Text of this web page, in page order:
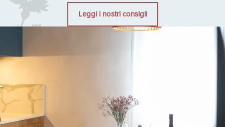
Leggi i nostri consigli